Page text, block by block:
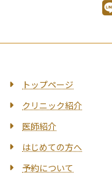
トップページ
クリニック紹介
医師紹介
はじめての方へ
予約について